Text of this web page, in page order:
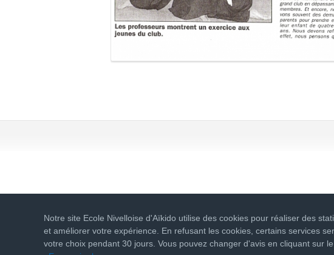
Notre site Ecole Nivelloise d'Aïkido utilise des cookies pour réaliser des
et améliorer votre expérience. En refusant les cookies, certains services
votre choix pendant 30 jours. Vous pouvez changer d'avis en cliquant sur